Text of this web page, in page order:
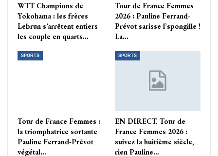
WTT Champions de
Yokohama : les frères
Lebrun s’arrêtent entiers
les couple en quarts…
Tour de France Femmes
2026 : Pauline Ferrand-
Prévot sarisse l’spongille !
La…
SPORTS
Tour de France Femmes :
la triomphatrice sortante
Pauline Ferrand-Prévot
végétal…
SPORTS
EN DIRECT, Tour de
France Femmes 2026 :
suivez la huitième siècle,
rien Pauline…